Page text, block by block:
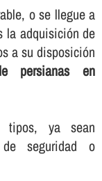
o se llegue a
la adquisición de
a su disposición
persianas en
tipos, ya sean
seguridad o